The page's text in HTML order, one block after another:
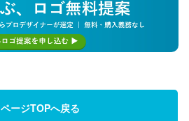
ページTOPへ戻る